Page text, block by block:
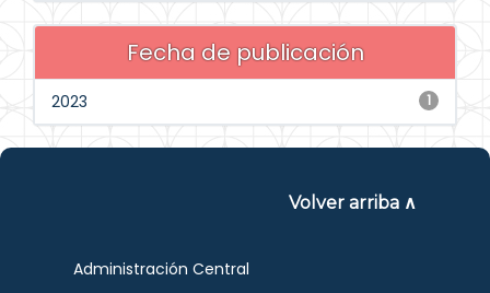
Fecha de publicación
1
2023
Volver arriba ∧
Administración Central